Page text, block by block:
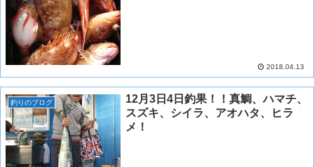
2018.04.13
釣りのブログ
12月3日4日釣果！！真鯛、ハマチ、
スズキ、シイラ、アオハタ、ヒラ
メ！